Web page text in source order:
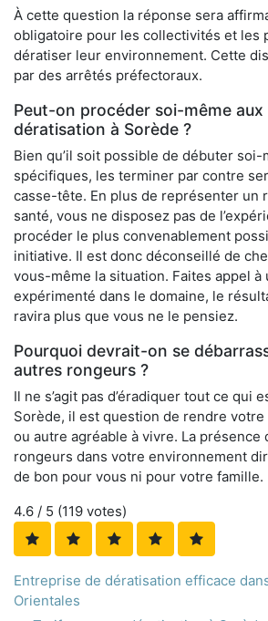
À cette question la réponse sera
obligatoire pour les collectivités et les
dératiser leur environnement. Cette
par des arrêtés préfectoraux.
Peut-on procéder soi-même
dératisation à Sorède ?
Bien qu’il soit possible de débuter soi-
spécifiques, les terminer par contre
casse-tête. En plus de représenter un
santé, vous ne disposez pas de
procéder le plus convenablement
initiative. Il est donc déconseillé de
vous-même la situation. Faites appel
expérimenté dans le domaine, le
ravira plus que vous ne le pensiez.
Pourquoi devrait-on se
autres rongeurs ?
Il ne s’agit pas d’éradiquer tout ce qui
Sorède, il est question de rendre votre
ou autre agréable à vivre. La présence
rongeurs dans votre environnement
de bon pour vous ni pour votre famille.
4.6 / 5 (119 votes)
Entreprise de dératisation efficace
Orientales